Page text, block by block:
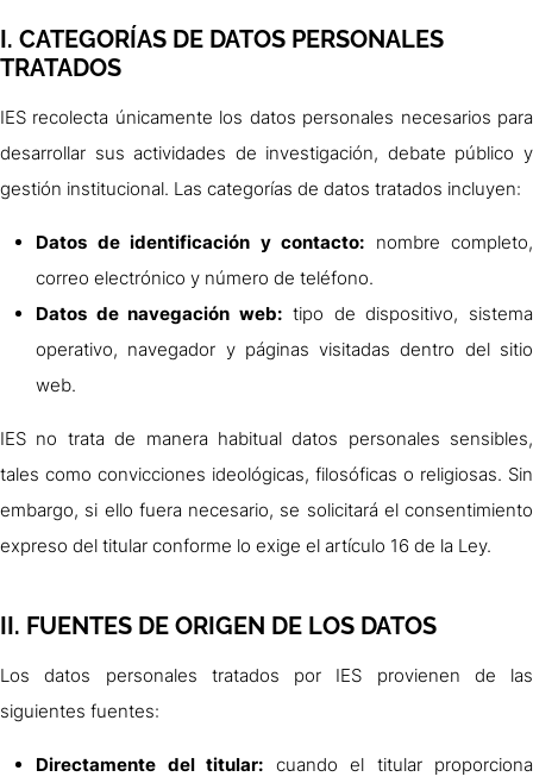
I. CATEGORÍAS DE DATOS PERSONALES
TRATADOS
IES recolecta únicamente los datos personales necesarios para
desarrollar sus actividades de investigación, debate público y
gestión institucional. Las categorías de datos tratados incluyen:
Datos de identificación y contacto: nombre completo,
correo electrónico y número de teléfono.
Datos de navegación web: tipo de dispositivo, sistema
operativo, navegador y páginas visitadas dentro del sitio
web.
IES no trata de manera habitual datos personales sensibles,
tales como convicciones ideológicas, filosóficas o religiosas. Sin
embargo, si ello fuera necesario, se solicitará el consentimiento
expreso del titular conforme lo exige el artículo 16 de la Ley.
II. FUENTES DE ORIGEN DE LOS DATOS
Los datos personales tratados por IES provienen de las
siguientes fuentes:
Directamente del titular: cuando el titular proporciona